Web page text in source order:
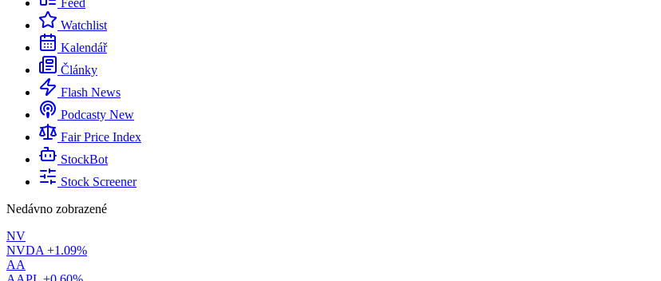
Feed
Watchlist
Kalendář
Články
Flash News
Podcasty New
Fair Price Index
StockBot
Stock Screener
Nedávno zobrazené
NV
NVDA +1.09%
AA